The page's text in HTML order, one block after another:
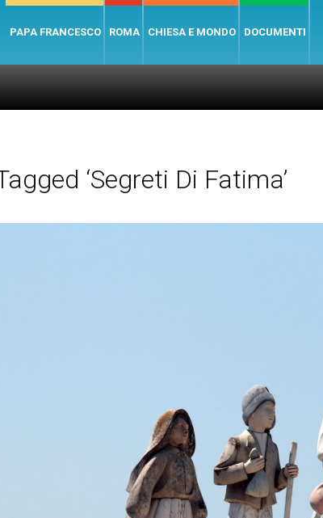
PAPA FRANCESCO ROMA CHIESA E MONDO DOCUMENTI
Il
‘Segreti Di Fatima’